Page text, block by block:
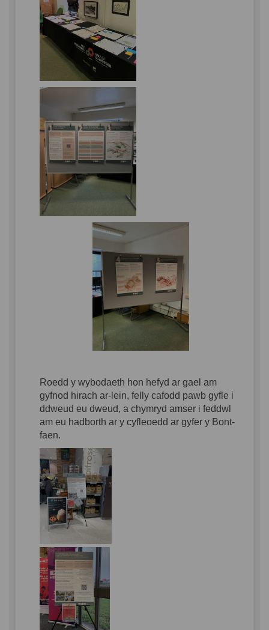
Roedd y wybodaeth hon hefyd ar gael am
gyfnod hirach ar-lein, felly cafodd pawb gyfle i
ddweud eu dweud, a chymryd amser i feddwl
am eu hadborth ar y cyfleoedd ar gyfer y Bont-
faen.